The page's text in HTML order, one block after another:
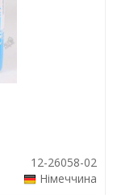
12-26058-02
Німеччина